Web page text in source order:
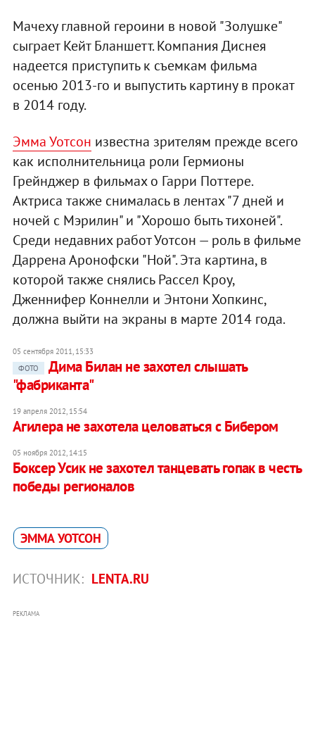
Мачеху главной героини в новой "Золушке"
сыграет Кейт Бланшетт. Компания Диснея
надеется приступить к съемкам фильма
осенью 2013-го и выпустить картину в прокат
в 2014 году.
Эмма Уотсон известна зрителям прежде всего
как исполнительница роли Гермионы
Грейнджер в фильмах о Гарри Поттере.
Актриса также снималась в лентах "7 дней и
ночей с Мэрилин" и "Хорошо быть тихоней".
Среди недавних работ Уотсон — роль в фильме
Даррена Аронофски "Ной". Эта картина, в
которой также снялись Рассел Кроу,
Дженнифер Коннелли и Энтони Хопкинс,
должна выйти на экраны в марте 2014 года.
05 сентября 2011, 15:33
ФОТО
Дима Билан не захотел слышать
"фабриканта"
19 апреля 2012, 15:54
Агилера не захотела целоваться с Бибером
05 ноября 2012, 14:15
Боксер Усик не захотел танцевать гопак в честь
победы регионалов
ЭММА УОТСОН
ИСТОЧНИК: LENTA.RU
РЕКЛАМА